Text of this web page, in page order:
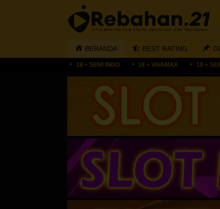
BERANDA BEST RATING
18 + SEMI INDO 18 + VIVAMAX 18 +